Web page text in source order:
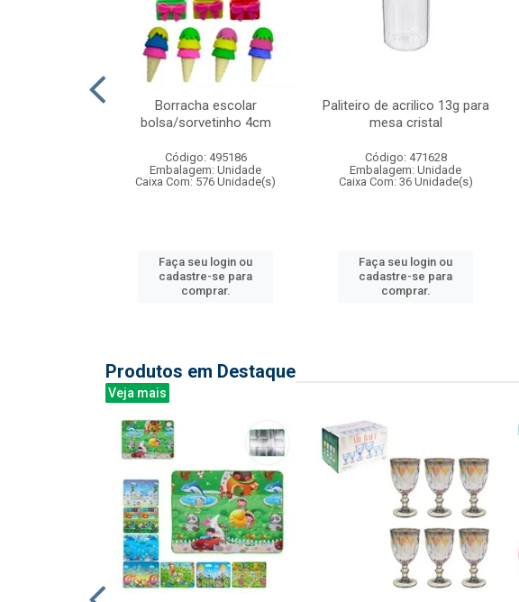
Borracha escolar
bolsa/sorvetinho 4cm
Código: 495186
Embalagem: Unidade
Caixa Com: 576 Unidade(s)
Faça seu login ou
cadastre-se para
comprar.
Paliteiro de acrilico 13g para
mesa cristal
Código: 471628
Embalagem: Unidade
Caixa Com: 36 Unidade(s)
Faça seu login ou
cadastre-se para
comprar.
Produtos em Destaque
Veja mais